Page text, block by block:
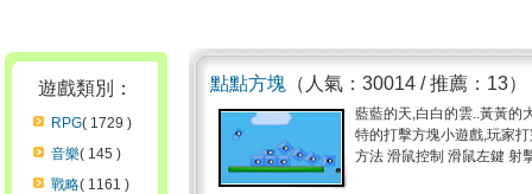
遊戲類別：
RPG( 1729 )
音樂( 145 )
戰略( 1161 )
點點方塊 （人氣：30014 / 推薦：13）
藍藍的天,白白的雲..黃黃的
特的打擊方塊小遊戲,玩家
方法 滑鼠控制 滑鼠左鍵 射